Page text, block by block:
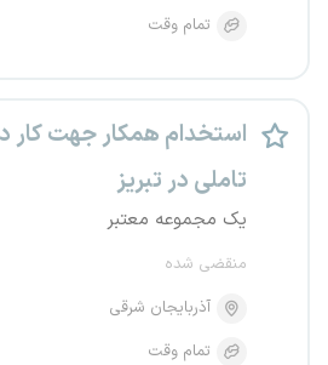
تمام وقت
استخدام همکار جهت کار
تاملی در تبریز
یک مجموعه معتبر
منقضی شده
آذربایجان شرقی
تمام وقت